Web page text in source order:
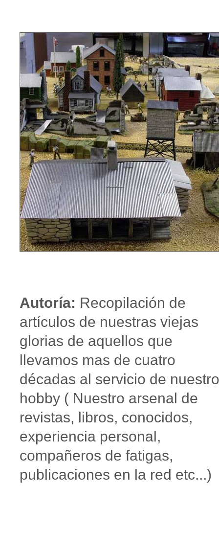
Autoría: Recopilación de
artículos de nuestras viejas
glorias de aquellos que
llevamos mas de cuatro
décadas al servicio de nuestro
hobby ( Nuestro arsenal de
revistas, libros, conocidos,
experiencia personal,
compañeros de fatigas,
publicaciones en la red etc...)